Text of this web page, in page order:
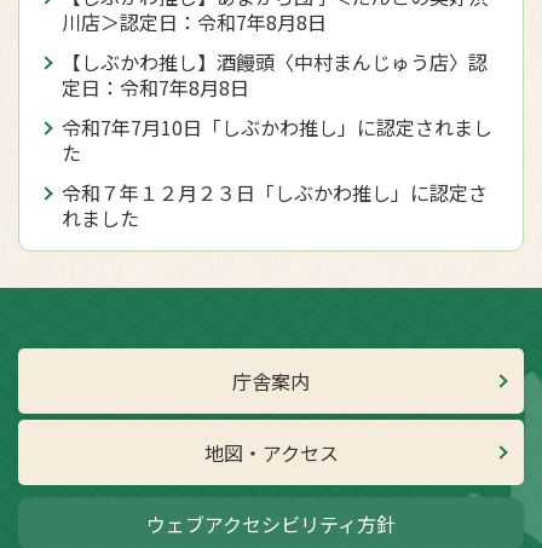
川店＞認定日：令和7年8月8日
【しぶかわ推し】酒饅頭〈中村まんじゅう店〉認
定日：令和7年8月8日
令和7年7月10日「しぶかわ推し」に認定されまし
た
令和７年１２月２３日「しぶかわ推し」に認定さ
れました
庁舎案内
地図・アクセス
ウェブアクセシビリティ方針